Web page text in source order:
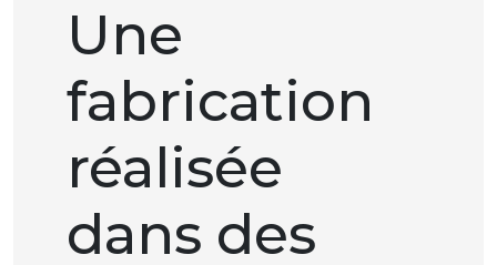
Une
fabrication
réalisée
dans des